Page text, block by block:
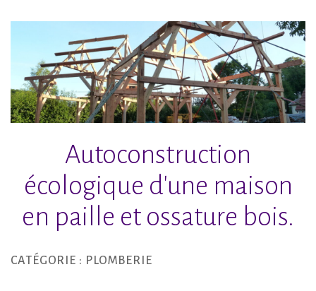
contenu
principal
Autoconstruction
écologique d'une maison
en paille et ossature bois.
CATÉGORIE : PLOMBERIE